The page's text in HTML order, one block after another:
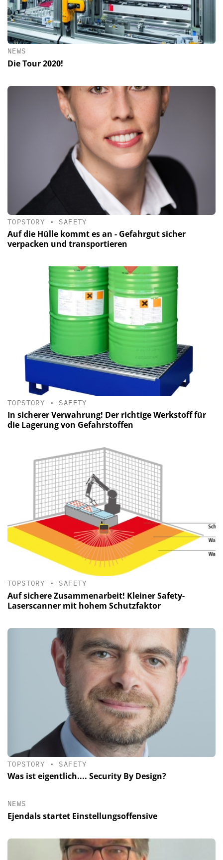
NEWS
Die Tour 2020!
TOPSTORY • SAFETY
Auf die Hülle kommt es an - Gefahrgut sicher
verpacken und transportieren
TOPSTORY • SAFETY
In sicherer Verwahrung! Der richtige Werkstoff für
die Lagerung von Gefahrstoffen
TOPSTORY • SAFETY
Auf sichere Zusammenarbeit! Kleiner Safety-
Laserscanner mit hohem Schutzfaktor
TOPSTORY • SAFETY
Was ist eigentlich.... Security By Design?
NEWS
Ejendals startet Einstellungsoffensive